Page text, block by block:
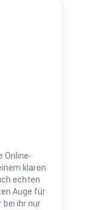
Online-
klaren
echten
Auge für
bei ihr nur